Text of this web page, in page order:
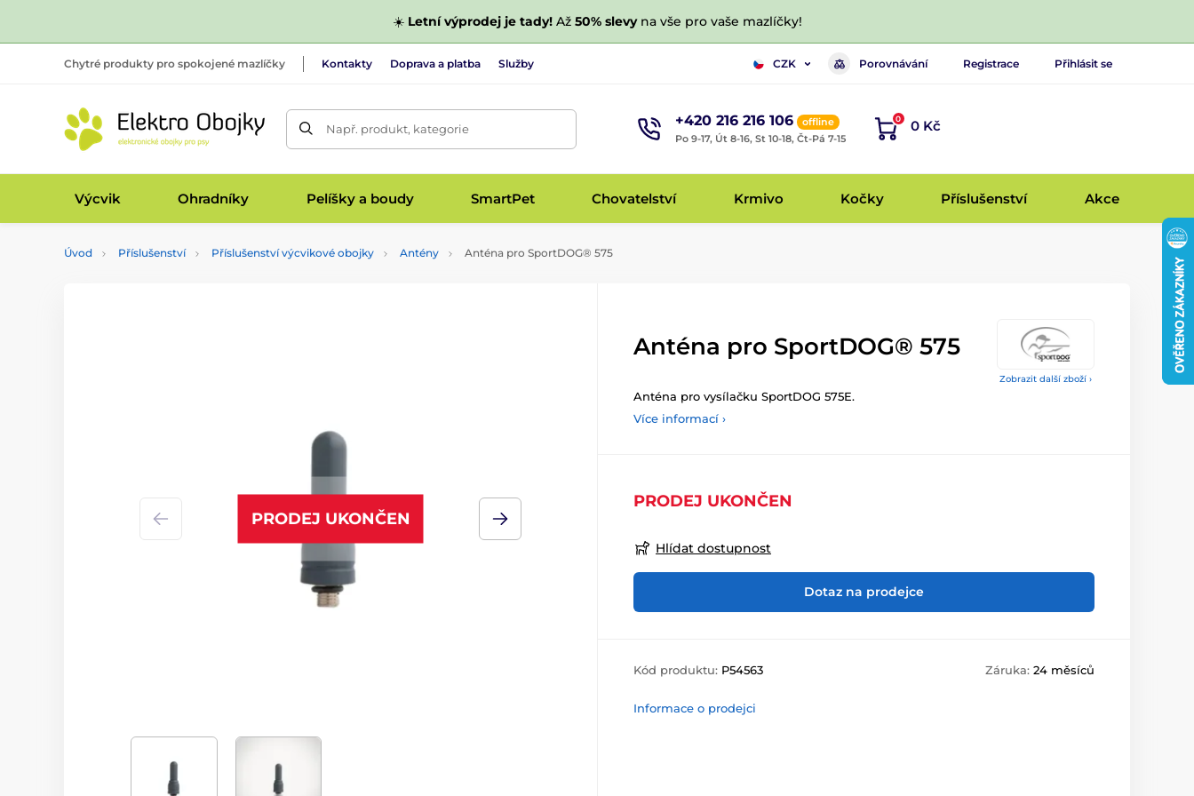
☀️ Letní výprodej je tady!Až 50% slevyna vše pro vaše mazlíčky!
Chytré produkty pro spokojené mazlíčky Kontakty Doprava a platba Služby CZK Porovnávání Registrace Přihlásit se
Např. produkt, kategorie +420 216 216 106
offline
Po 9-17, Út 8-16, St 10-18, Čt-Pá 7-15
0 0 Kč
Výcvik Ohradníky Pelíšky a boudy SmartPet Chovatelství Krmivo Kočky Příslušenství Akce
Úvod Příslušenství Příslušenství výcvikové obojky Antény Anténa pro SportDOG® 575
Zobrazit další zboží ›
PRODEJ UKONČEN
Anténa pro SportDOG® 575
Anténa pro vysílačku SportDOG 575E.
Více informací ›
PRODEJ UKONČEN
Hlídat dostupnost
Dotaz na prodejce
Kód produktu: P54563 Záruka: 24 měsíců
Informace o prodejci